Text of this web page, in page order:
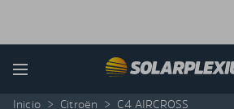
Menu
Inicio > Citroën > C4 AIRCROSS